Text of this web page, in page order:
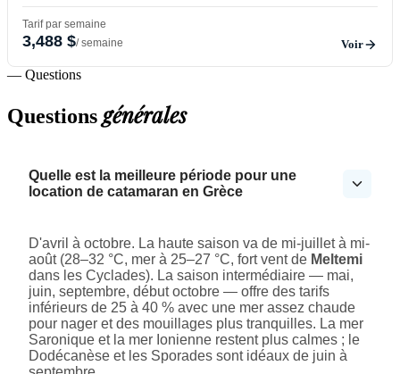
Tarif par semaine
3,488 $/ semaine Voir
— Questions
Questionsgénérales
Quelle est la meilleure période pour une
location de catamaran en Grèce
D'avril à octobre. La haute saison va de mi-juillet à mi-
août (28–32 °C, mer à 25–27 °C, fort vent de Meltemi
dans les Cyclades). La saison intermédiaire — mai,
juin, septembre, début octobre — offre des tarifs
inférieurs de 25 à 40 % avec une mer assez chaude
pour nager et des mouillages plus tranquilles. La mer
Saronique et la mer Ionienne restent plus calmes ; le
Dodécanèse et les Sporades sont idéaux de juin à